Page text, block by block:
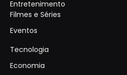
Entretenimento
Filmes e Séries
Eventos
Tecnologia
Economia